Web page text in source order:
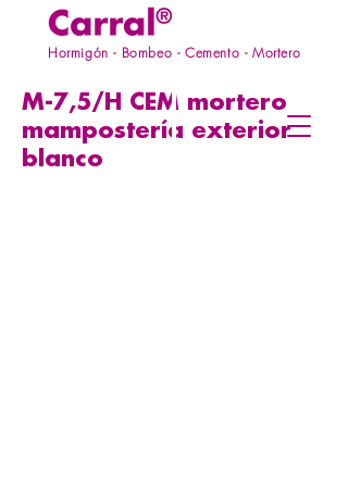
Hormigón - Bombeo - Cemento - Mortero
M-7,5/H CEM mortero
mampostería exterior
blanco